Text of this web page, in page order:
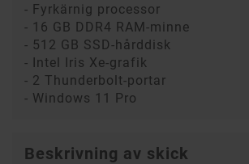
- Fyrkärnig processor
- 16 GB DDR4 RAM-minne
- 512 GB SSD-hårddisk
- Intel Iris Xe-grafik
- 2 Thunderbolt-portar
- Windows 11 Pro
Beskrivning av skick